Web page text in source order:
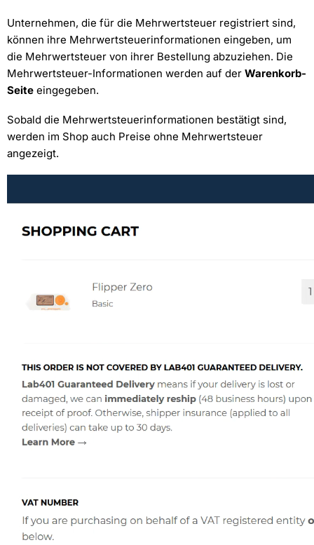
Unternehmen, die für die Mehrwertsteuer registriert sind,
können ihre Mehrwertsteuerinformationen eingeben, um
die Mehrwertsteuer von ihrer Bestellung abzuziehen. Die
Mehrwertsteuer-Informationen werden auf der Warenkorb-
Seite eingegeben.
Sobald die Mehrwertsteuerinformationen bestätigt sind,
werden im Shop auch Preise ohne Mehrwertsteuer
angezeigt.